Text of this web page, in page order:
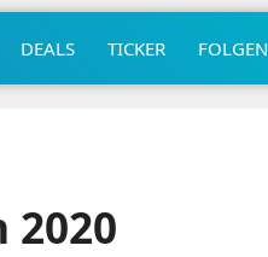
DEALS TICKER FOLGEN
2020